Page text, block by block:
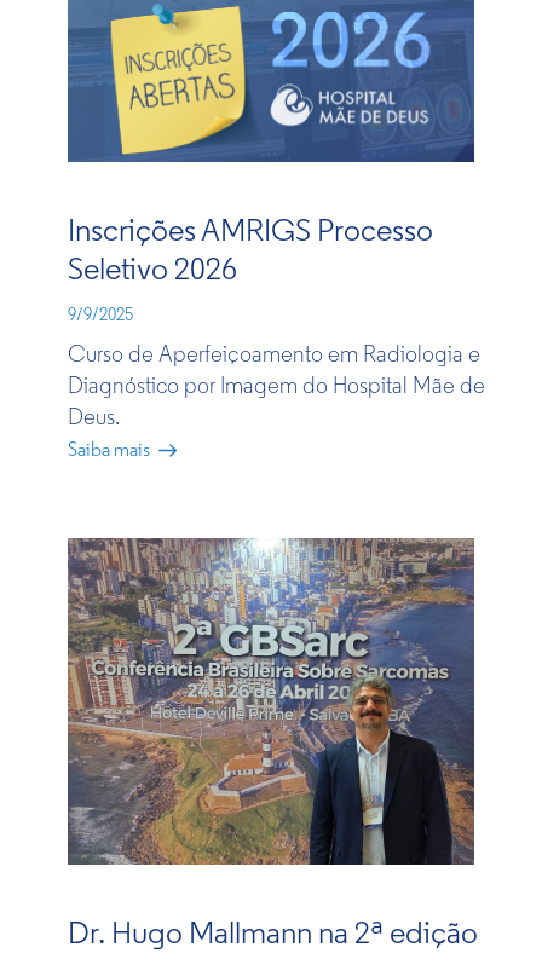
Inscrições AMRIGS Processo
Seletivo 2026
9/9/2025
Curso de Aperfeiçoamento em Radiologia e
Diagnóstico por Imagem do Hospital Mãe de
Deus​.​​
Saiba mais
Dr. Hugo Mallmann na 2ª edição